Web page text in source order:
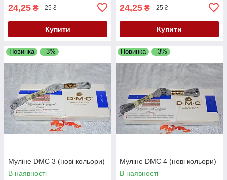
24,25 ₴ 25 ₴
Купити
24,25 ₴ 25 ₴
Купити
Новинка –3%
Муліне DMC 3 (нові кольори)
В наявності
Новинка –3%
Муліне DMC 4 (нові кольори)
В наявності